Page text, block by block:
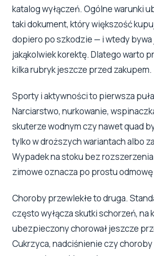
katalog wyłączeń. Ogólne warunki
taki dokument, który większość
dopiero po szkodzie — i wtedy bywa
jakąkolwiek korektę. Dlatego warto
kilka rubryk jeszcze przed zakupem.
Sporty i aktywności to pierwsza
Narciarstwo, nurkowanie,
skuterze wodnym czy nawet quad
tylko w droższych wariantach albo
Wypadek na stoku bez
zimowe oznacza po prostu odmowę
Choroby przewlekłe to druga.
często wyłącza skutki schorzeń, na
ubezpieczony chorował jeszcze
Cukrzyca, nadciśnienie czy choroby